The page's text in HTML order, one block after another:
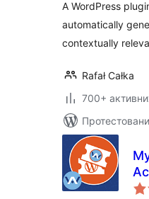
A WordPress
automatically
contextually
Rafał Całka
700+